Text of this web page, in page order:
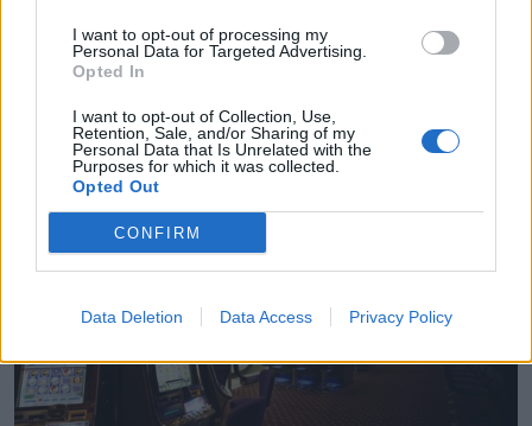
I want to opt-out of processing my
Personal Data for Targeted Advertising.
Opted In
I want to opt-out of Collection, Use,
Retention, Sale, and/or Sharing of my
Personal Data that Is Unrelated with the
Purposes for which it was collected.
Opted Out
CONFIRM
Data Deletion Data Access Privacy Policy
💶 Quanto Custou? | Fogo de artifício (de 11
minutos) da Feira das Colheitas custa €20.550
7/08/2026